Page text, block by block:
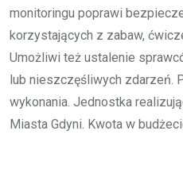
monitoringu poprawi
korzystających z zabaw,
Umożliwi też ustalenie
lub nieszczęśliwych zdarzeń.
wykonania. Jednostka
Miasta Gdyni. Kwota w